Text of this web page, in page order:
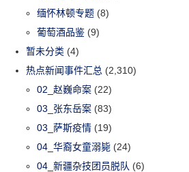
缅怀林顿专题 (8)
葡萄酒品鉴 (9)
暂未分类 (4)
热点新闻事件汇总 (2,310)
02_赵巍命案 (22)
03_张东岳案 (83)
03_萨斯疫情 (19)
04_华裔女童溺毙 (24)
04_新疆杂技团员脱队 (6)